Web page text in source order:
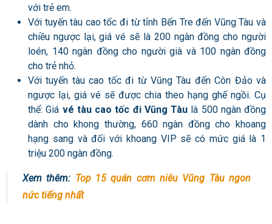
với trẻ em.
Với tuyến tàu cao tốc đi từ tỉnh Bến Tre đến Vũng Tàu và
chiều ngược lại, giá vé sẽ là 200 ngàn đồng cho người
loén, 140 ngàn đồng cho người già và 100 ngàn đồng
cho trẻ nhỏ.
Với tuyến tàu cao tốc đi từ Vũng Tàu đến Côn Đảo và
ngược lại, giá vé sẽ được chia theo hạng ghế ngồi. Cụ
thể: Giá vé tàu cao tốc đi Vũng Tàu là 500 ngàn đồng
dành cho khong thường, 660 ngàn đồng cho khoang
hạng sang và đối với khoang VIP sẽ có mức giá là 1
triệu 200 ngàn đồng.
Xem thêm: Top 15 quán cơm niêu Vũng Tàu ngon
nức tiếng nhất